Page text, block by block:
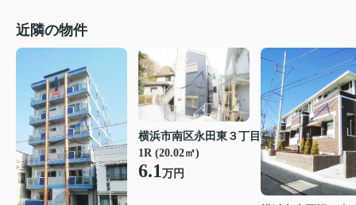
近隣の物件
横浜市南区永田東３丁目
1R (20.02㎡)
6.1万円